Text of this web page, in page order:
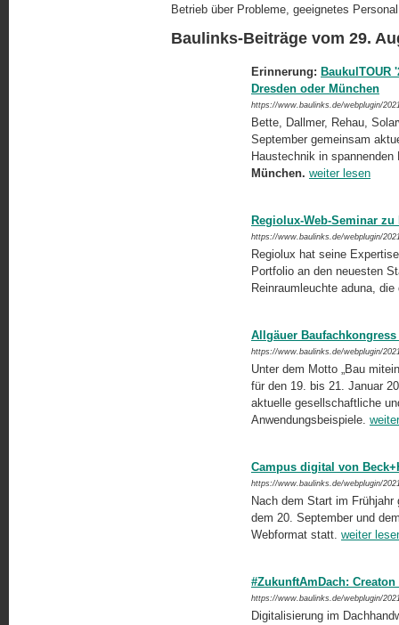
Betrieb über Probleme, geeignetes
Baulinks-Beiträge vom 29.
Erinnerung: BaukulTOUR
Dresden oder München
https://www.baulinks.de/webplugin/
Bette, Dallmer, Rehau,
September gemeinsam
Haustechnik in
München. weiter lesen
Regiolux-Web-Seminar
https://www.baulinks.de/webplugin/
Regiolux hat seine
Portfolio an den neuesten
Reinraumleuchte aduna,
Allgäuer
https://www.baulinks.de/webplugin/
Unter dem Motto „Bau
für den 19. bis 21. Januar
aktuelle gesellschaftliche
Anwendungsbeispiele.
Campus digital von
https://www.baulinks.de/webplugin/
Nach dem Start im
dem 20. September und
Webformat statt. weiter
#ZukunftAmDach:
https://www.baulinks.de/webplugin/
Digitalisierung im